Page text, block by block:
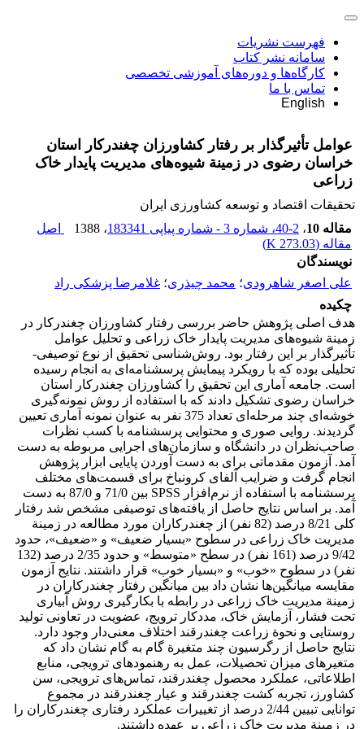
فهرست نشریات
سامانه نشر کتاب
کارگاه‌ها و دوره‌های آموزشی تخصصی
تماس با ما
English
عوامل تأثیرگذار بر رفتار کشاورزان چغندرکار استان
خراسان رضوی در زمینة شیوه‌های مدیریت پایدار خاک
زراعی
تحقیقات اقتصاد و توسعه کشاورزی ایران
مقاله 10
، 2-40، شماره 3 - شماره پیاپی 183341 ، 1388
اصل
مقاله (273.03 K
)
نویسندگان
علی اصغر شاهرودی؛ محمد چیذری؛ غلامرضا پزشکی راد
چکیده
هدف اصلی پژوهش حاضر بررسی رفتار کشاورزان چغندرکار در
زمینة شیوه‌های مدیریت پایدار خاک زراعی و تحلیل عوامل
تأثیرگذار بر این رفتار بود. روش‌شناسی تحقیق از نوع توصیفی-
تحلیلی بوده که با رویکرد پیمایش پرسشنامه‌ای به انجام رسیده
است. جامعه آماری این تحقیق را کشاورزان چغندرکار استان
خراسان رضوی تشکیل دادند که با استفاده از روش نمونه‌گیری
خوشه‌ای چند مرحله‌ای تعداد 375 نفر به عنوان نمونه‌ آماری تعیین
گردیدند. روایی صوری و محتوایی پرسشنامه با کسب نظرات
صاحب‌نظران در دانشگاه و سازمان‌های اجرایی مربوطه به دست
آمد. آزمون مقدماتی برای به دست آوردن پایایی ابزار پژوهش
انجام گرفت و ضرایب آلفای کرونباخ برای قسمت‌های مختلف
پرسشنامه با استفاده از نرم‌افزار SPSS بین 71/0 و 87/0 به دست
آمد. بر اساس نتایج حاصل از یافته‌های توصیفی مشخص شد رفتار
کلی 8/21 درصد (82 نفر) از چغندرکاران مورد مطالعه در زمینة
مدیریت خاک زراعی در سطوح «بسیار ضعیف» و «ضعیف»، حدود
9/42 درصد (161 نفر) در سطح «متوسط» و حدود 2/35 درصد (132
نفر) در سطوح «خوب» و «بسیار خوب» قرار داشتند. نتایج آزمون
مقایسه میانگین‌ها نشان داد بین میانگین‌‌ رفتار چغندرکاران در
زمینة مدیریت خاک زراعی در رابطه با بکارگیری روش آبیاری
تحت فشار، آزمایش خاک، مددکار ترویج، عضویت در تعاونی‌ تولید
روستایی و نحوة زراعت چغندرقند اختلاف معنی‌دار وجود دارد.
نتایج حاصل از رگرسیون چند متغیرة گام به گام نشان داد که
متغیرهای میزان تحصیلات، عمل به رهنمودهای ترویجی، منابع
اطلاعاتی، عملکرد محصول چغندرقند، تماس‌های ترویجی، سن
کشاورز، تجربه کشت چغندرقند و عیار چغندرقند در مجموع
توانایی تبیین 2/44 درصد از تغییرات عملکرد رفتاری چغندرکاران را
در زمینة مدیریت خاک زراعی بر عهده داشتند.